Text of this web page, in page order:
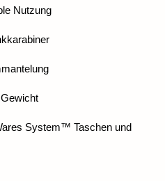
Nutzung
System™ Taschen und